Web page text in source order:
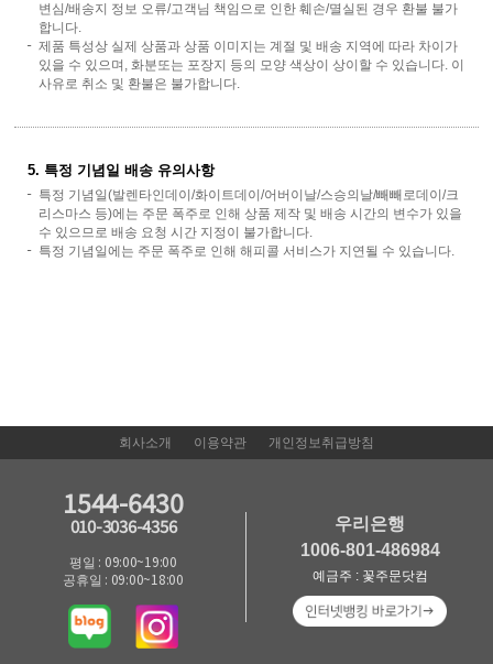
변심/배송지 정보 오류/고객님 책임으로 인한 훼손/멸실된 경우 환불 불가
합니다.
제품 특성상 실제 상품과 상품 이미지는 계절 및 배송 지역에 따라 차이가
있을 수 있으며, 화분또는 포장지 등의 모양 색상이 상이할 수 있습니다. 이
사유로 취소 및 환불은 불가합니다.
5. 특정 기념일 배송 유의사항
특정 기념일(발렌타인데이/화이트데이/어버이날/스승의날/빼빼로데이/크
리스마스 등)에는 주문 폭주로 인해 상품 제작 및 배송 시간의 변수가 있을
수 있으므로 배송 요청 시간 지정이 불가합니다.
특정 기념일에는 주문 폭주로 인해 해피콜 서비스가 지연될 수 있습니다.
회사소개 이용약관 개인정보취급방침
1544-6430
010-3036-4356
평일 : 09:00~19:00
공휴일 : 09:00~18:00
우리은행
1006-801-486984
예금주 : 꽃주문닷컴